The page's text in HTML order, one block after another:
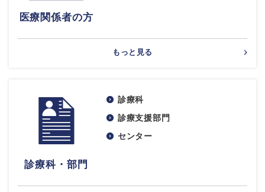
医療関係者の方
もっと見る
診療科・部門
診療科
診療支援部門
センター